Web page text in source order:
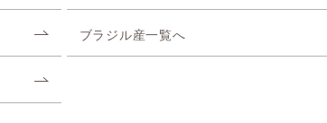
ブラジル産一覧へ